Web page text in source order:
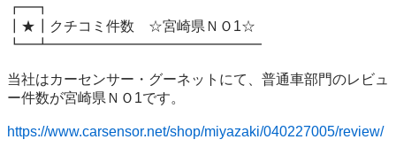
┏━┓
┃★┃クチコミ件数　☆宮崎県ＮＯ1☆
┗━┻━━━━━━━━━━━━━━━
当社はカーセンサー・グーネットにて、普通車部門のレビュ
ー件数が宮崎県ＮＯ1です。
https://www.carsensor.net/shop/miyazaki/040227005/review/